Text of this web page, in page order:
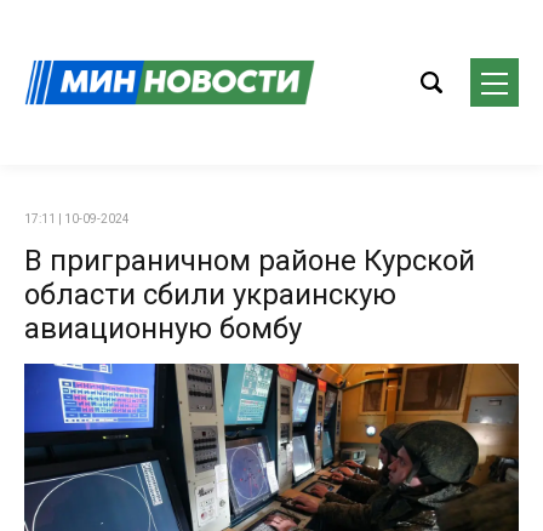
17:11 | 10-09-2024
В приграничном районе Курской
области сбили украинскую
авиационную бомбу